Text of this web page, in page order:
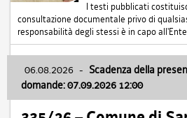
I testi pubblicati
consultazione documentale privo di
responsabilità degli stessi è in capo
06.08.2026 - Scadenza della
domande: 07.09.2026 12:00